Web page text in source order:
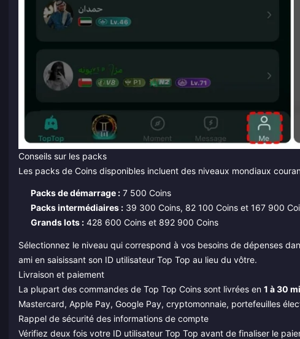
Conseils sur les packs
Les packs de Coins disponibles incluent des niveaux mondiaux
Packs de démarrage :7 500 Coins
Packs intermédiaires :39 300 Coins, 82 100 Coins et 167 900
Grands lots :428 600 Coins et 892 900 Coins
Sélectionnez le niveau qui correspond à vos besoins de dépenses
ami en saisissant son ID utilisateur Top Top au lieu du vôtre.
Livraison et paiement
La plupart des commandes de Top Top Coins sont livrées en 1 à 30
Mastercard, Apple Pay, Google Pay, cryptomonnaie, portefeuilles
Rappel de sécurité des informations de compte
Vérifiez deux fois votre ID utilisateur Top Top avant de finaliser le